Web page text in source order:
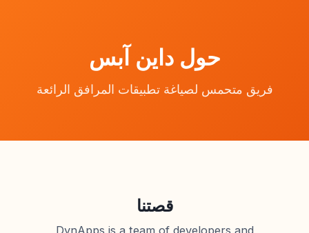
حول داين آبس
فريق متحمس لصياغة تطبيقات المرافق الرائعة
قصتنا
DynApps is a team of developers and